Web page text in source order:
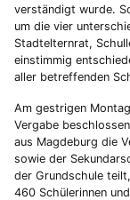
verständigt wurde.
um die vier
Stadtelternrat,
einstimmig
aller betreffenden
Am gestrigen
Vergabe
aus Magdeburg die
sowie der
der Grundschule
460 Schülerinnen